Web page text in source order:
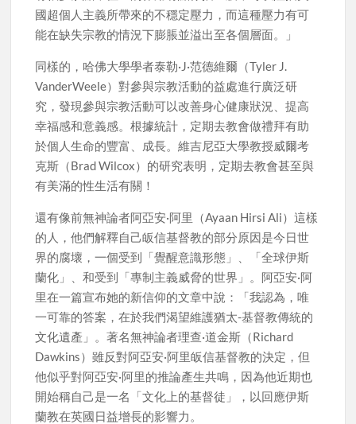
國超個人主義所帶來的不穩定壓力，而這種壓力有可
能在缺失宗教的情況下膨脹並溢出至各個層面。」
同樣的，哈佛大學學者泰勒·J·范德維爾（Tyler J.
VanderWeele）對參與宗教活動的益處進行廣泛研
究，發現參與宗教活動可以改善身心健康狀況、提高
幸福感和意義感。根據統計，定期去教會做禮拜有助
於個人生命的豐富、成長。維吉尼亞大學教授威爾考
克斯（Brad Wilcox）的研究表明，定期去教會甚至與
有美滿的性生活有關！
還有像前無神論者阿亞安·阿里（Ayaan Hirsi Ali）這樣
的人，他們解釋自己皈信基督教的部分原因是今日世
界的腐壞，一個受到「覺醒意識形態」、「全球伊斯
蘭化」、和受到「專制主義威脅的世界」。阿亞安·阿
里在一篇宣布她的新信仰的文章中說：「我認為，唯
一可靠的答案，在於我們渴望維護猶太-基督教傳統的
文化遺產」。著名無神論者理查·道金斯（Richard
Dawkins）雖反對阿亞安·阿里皈信基督教的決定，但
他似乎對阿亞安·阿里的推論產生共鳴，因為他近期也
開始稱自己是一名「文化上的基督徒」，以回應伊斯
蘭教在英國日益增長的影響力。